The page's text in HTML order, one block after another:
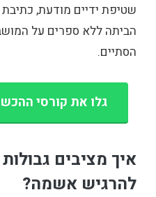
שטיפת ידיים מודעת,
הביתה ללא ספרים על
הסתיים.
גלו את קורסי
איך מציבים
להרגיש אשמה?